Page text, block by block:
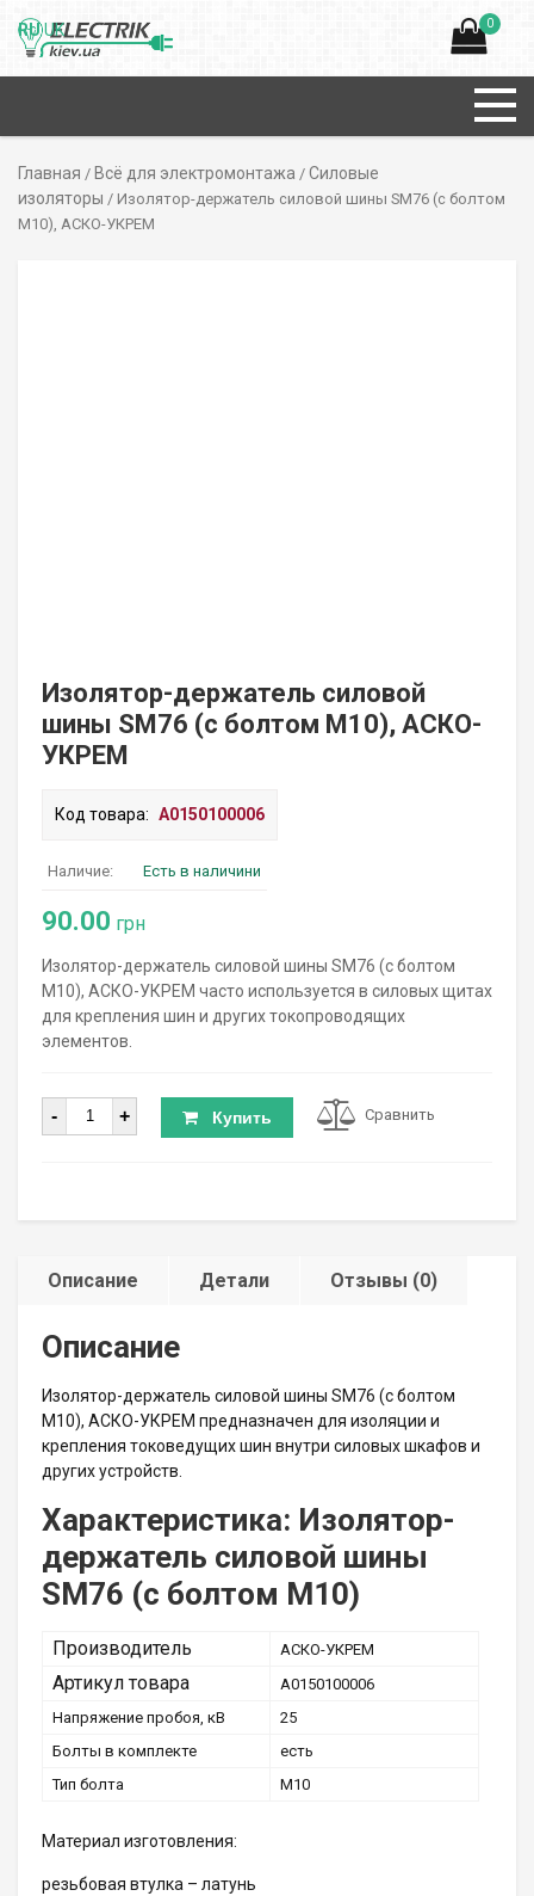
0
Главная / Всё для электромонтажа / Силовые
изоляторы / Изолятор-держатель силовой шины SM76 (с болтом
М10), АСКО-УКРЕМ
Изолятор-держатель силовой
шины SM76 (с болтом М10), АСКО-
УКРЕМ
Код товара: A0150100006
Наличие: Есть в наличини
90.00 грн
Изолятор-держатель силовой шины SM76 (с болтом
М10), АСКО-УКРЕМ часто используется в силовых щитах
для крепления шин и других токопроводящих
элементов.
Количество
- + Купить Сравнить
Описание Детали Отзывы (0)
Описание
Изолятор-держатель силовой шины SM76 (с болтом
М10), АСКО-УКРЕМ предназначен для изоляции и
крепления токоведущих шин внутри силовых шкафов и
других устройств.
Характеристика: Изолятор-
держатель силовой шины
SM76 (с болтом М10)
Производитель АСКО-УКРЕМ
Артикул товара
A0150100006
Напряжение пробоя, кВ
25
Болты в комплекте
есть
Тип болта
М10
Материал изготовления:
резьбовая втулка – латунь
RUUK